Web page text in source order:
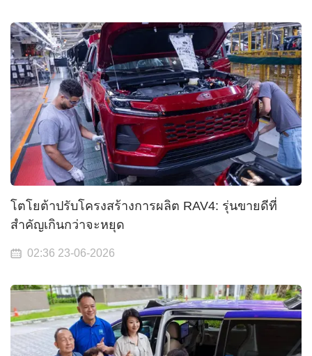
โตโยต้าปรับโครงสร้างการผลิต RAV4: รุ่นขายดีที่
สำคัญเกินกว่าจะหยุด
02:36 23-06-2026